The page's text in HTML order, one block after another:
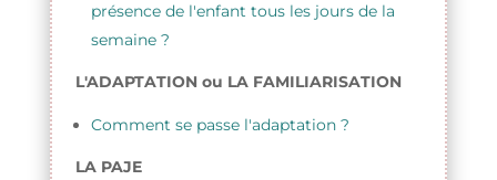
présence de l'enfant tous les jours de la
semaine ?
L'ADAPTATION ou LA FAMILIARISATION
Comment se passe l'adaptation ?
LA PAJE